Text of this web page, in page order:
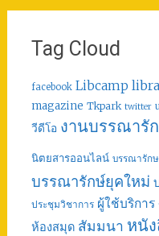
Tag Cloud
facebook Libcamp
magazine Tkpark twitter
วีดีโอ งานบรรณารั
นิตยสารออนไลน์ บรรณารัก
บรรณารักษ์ยุคใหม่
ประชุมวิชาการ ผู้ใช้บริการ
ห้องสมุด สัมมนา หนั